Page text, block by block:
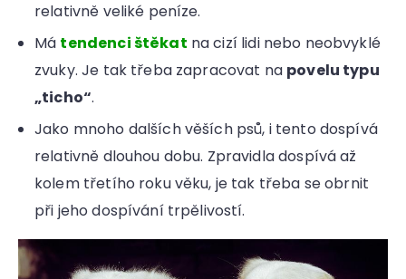
relativně veliké peníze.
Má tendenci štěkat na cizí lidi nebo neobvyklé
zvuky. Je tak třeba zapracovat na povelu typu
„ticho“.
Jako mnoho dalších věších psů, i tento dospívá
relativně dlouhou dobu. Zpravidla dospívá až
kolem třetího roku věku, je tak třeba se obrnit
při jeho dospívání trpělivostí.